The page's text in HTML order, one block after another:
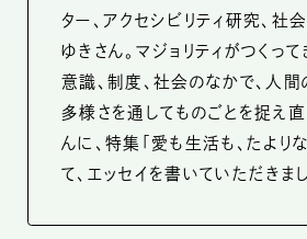
ター、アクセシビリティ研究、社
ゆきさん。マジョリティがつくっ
意識、制度、社会のなかで、人
多様さを通してものごとを捉え
んに、特集「愛も生活も、たより
て、エッセイを書いていただきまし